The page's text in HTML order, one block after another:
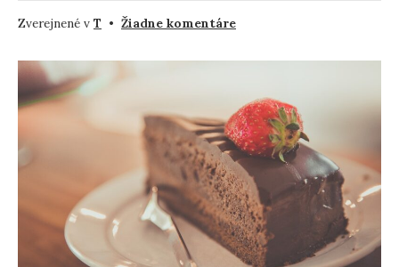
Zverejnené v T • Žiadne komentárena
v
–
význam
a
vysvetlenie